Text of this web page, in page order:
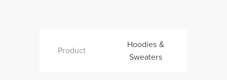
Product
Hoodies &
Sweaters